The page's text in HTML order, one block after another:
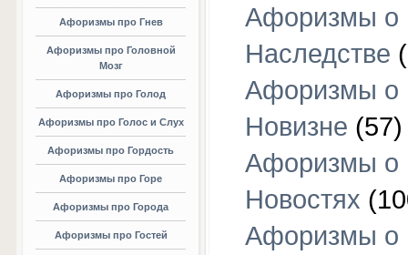
Афоризмы про Гнев
Афоризмы про Головной
Мозг
Афоризмы про Голод
Афоризмы про Голос и Слух
Афоризмы про Гордость
Афоризмы про Горе
Афоризмы про Города
Афоризмы про Гостей
Афоризмы о
Наследстве
Афоризмы о
Новизне (57)
Афоризмы о
Новостях
Афоризмы о